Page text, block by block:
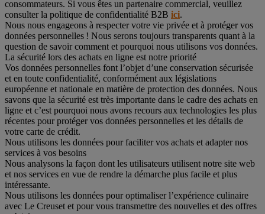
consommateurs. Si vous êtes un partenaire commercial, veuillez
consulter la politique de confidentialité B2B ici.
Nous nous engageons à respecter votre vie privée et à protéger vos
données personnelles ! Nous serons toujours transparents quant à la
question de savoir comment et pourquoi nous utilisons vos données.
La sécurité lors des achats en ligne est notre priorité
Vos données personnelles font l’objet d’une conservation sécurisée
et en toute confidentialité, conformément aux législations
européenne et nationale en matière de protection des données. Nous
savons que la sécurité est très importante dans le cadre des achats en
ligne et c’est pourquoi nous avons recours aux technologies les plus
récentes pour protéger vos données personnelles et les détails de
votre carte de crédit.
Nous utilisons les données pour faciliter vos achats et adapter nos
services à vos besoins
Nous analysons la façon dont les utilisateurs utilisent notre site web
et nos services en vue de rendre la démarche plus facile et plus
intéressante.
Nous utilisons les données pour optimaliser l’expérience culinaire
avec Le Creuset et pour vous transmettre des nouvelles et des offres